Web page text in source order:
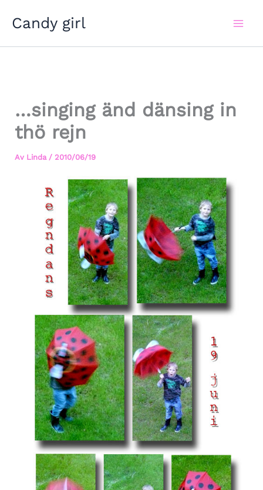
Candy girl
…singing änd dänsing in
thö rejn
Av Linda / 2010/06/19